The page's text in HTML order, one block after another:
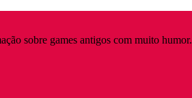
sobre games antigos com muito humor.